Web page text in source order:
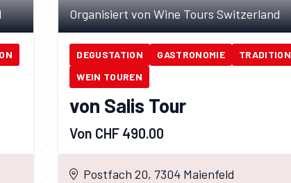
Organisiert von Wine Tours Switzerland
DEGUSTATION GASTRONOMIE
TRADITION
WEIN TOUREN
von Salis Tour
Von CHF 490.00
Postfach 20, 7304 Maienfeld